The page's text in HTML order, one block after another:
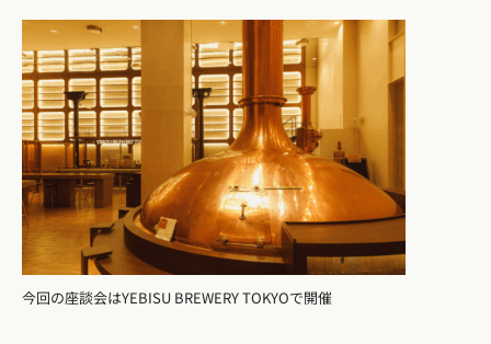
今回の座談会はYEBISU BREWERY TOKYOで開催